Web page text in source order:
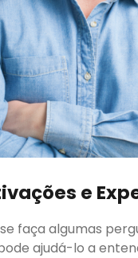
e
faça algumas
ajudá-lo a